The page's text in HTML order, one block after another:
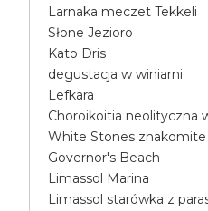
Larnaka meczet Tekkeli
Słone Jezioro
Kato Dris
degustacja w winiarni
Lefkara
Choroikoitia neolityczna
White Stones znakomite
Governor's Beach
Limassol Marina
Limassol starówka z